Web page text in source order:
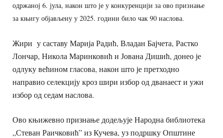
одржаној 6. јула, након што је у конкуренцији за ово признање
за књигу објављену у 2025. години било чак 90 наслова.
Жири у саставу Марија Радић, Владан Бајчета, Растко
Лончар, Никола Маринковић и Јована Дишић, донео је
одлуку већином гласова, након што је претходно
направио селекцију кроз шири избор од дванаест и ужи
избор од седам наслова.
Ово књижевно признање додељује Народна библиотека
„Стеван Раичковић” из Кучева, уз подршку Општине